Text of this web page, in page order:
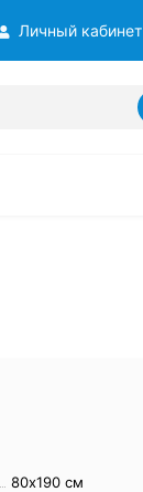
Личный кабинет
80х190 см